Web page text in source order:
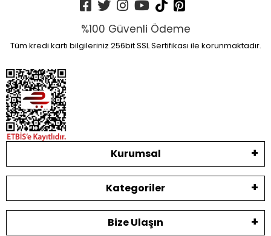
%100 Güvenli Ödeme
Tüm kredi kartı bilgileriniz 256bit SSL Sertifikası ile korunmaktadır.
Kurumsal
Kategoriler
Bize Ulaşın